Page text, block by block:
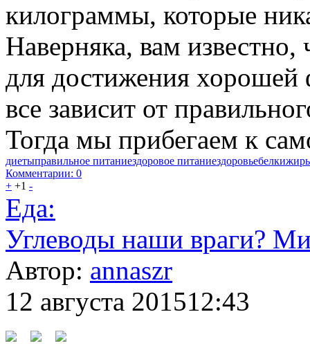
килограммы, которые
Наверняка, вам известно,
для достижения
все зависит от
Тогда мы прибегаем к
диетыправильное питаниездоровое питаниездоровьебелки
Комментарии: 0
+ +1 -
Еда:
Углеводы наши враги?
Автор: annaszr
12 августа 201512:43